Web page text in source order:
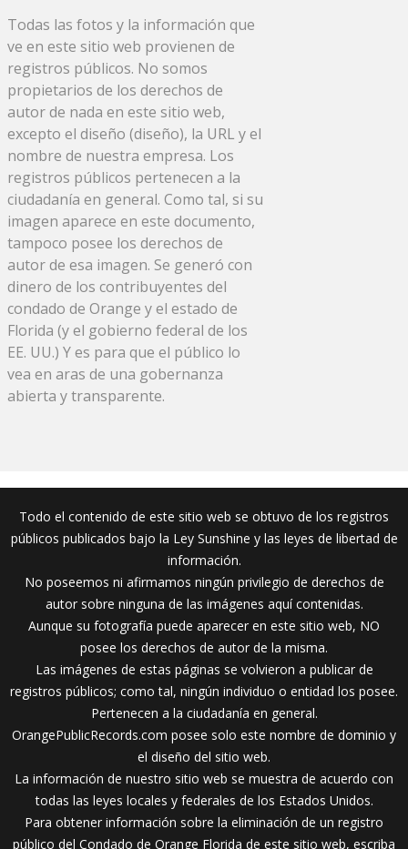
Todas las fotos y la información que
ve en este sitio web provienen de
registros públicos. No somos
propietarios de los derechos de
autor de nada en este sitio web,
excepto el diseño (diseño), la URL y el
nombre de nuestra empresa. Los
registros públicos pertenecen a la
ciudadanía en general. Como tal, si su
imagen aparece en este documento,
tampoco posee los derechos de
autor de esa imagen. Se generó con
dinero de los contribuyentes del
condado de Orange y el estado de
Florida (y el gobierno federal de los
EE. UU.) Y es para que el público lo
vea en aras de una gobernanza
abierta y transparente.
Todo el contenido de este sitio web se obtuvo de los registros
públicos publicados bajo la Ley Sunshine y las leyes de libertad de
información.
No poseemos ni afirmamos ningún privilegio de derechos de
autor sobre ninguna de las imágenes aquí contenidas.
Aunque su fotografía puede aparecer en este sitio web, NO
posee los derechos de autor de la misma.
Las imágenes de estas páginas se volvieron a publicar de
registros públicos; como tal, ningún individuo o entidad los posee.
Pertenecen a la ciudadanía en general.
OrangePublicRecords.com posee solo este nombre de dominio y
el diseño del sitio web.
La información de nuestro sitio web se muestra de acuerdo con
todas las leyes locales y federales de los Estados Unidos.
Para obtener información sobre la eliminación de un registro
público del Condado de Orange Florida de este sitio web, escriba